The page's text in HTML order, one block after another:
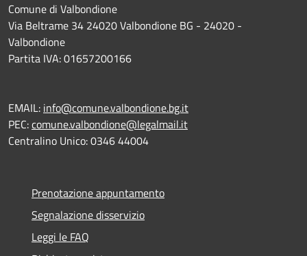
Comune di Valbondione
Via Beltrame 34 24020 Valbondione BG - 24020 -
Valbondione
Partita IVA: 01657200166
EMAIL: info@comune.valbondione.bg.it
PEC:comune.valbondione@legalmail.it
Centralino Unico: 0346 44004
Prenotazione appuntamento
Segnalazione disservizio
Leggi le FAQ